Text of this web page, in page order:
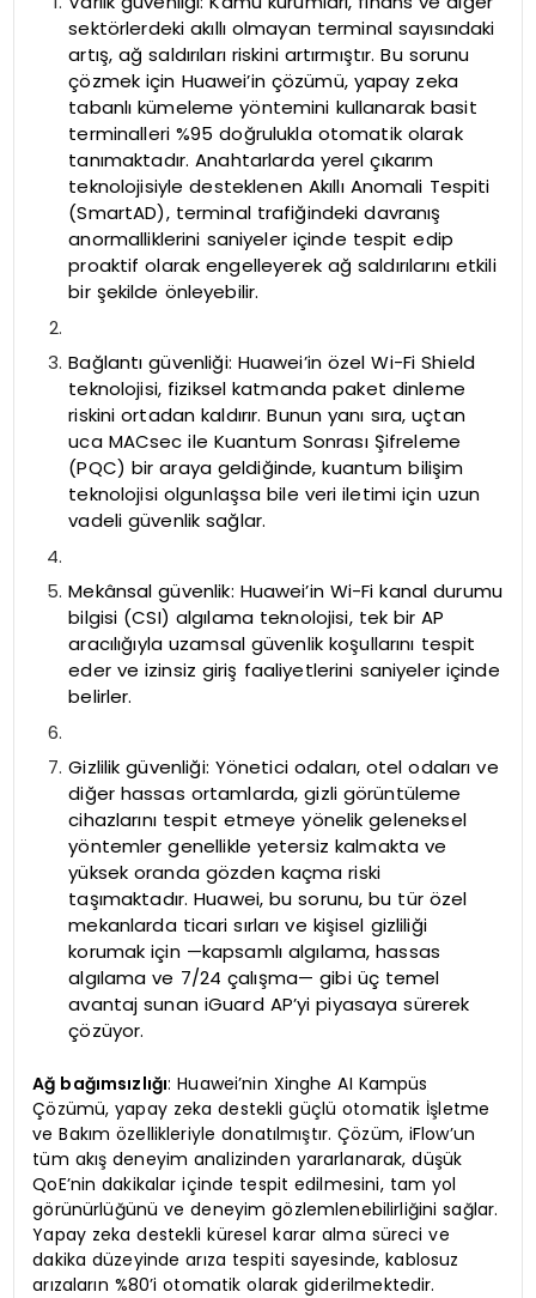
sektörlerdeki akıllı olmayan terminal sayısındaki
artış, ağ saldırıları riskini artırmıştır. Bu sorunu
çözmek için Huawei’in çözümü, yapay zeka
tabanlı kümeleme yöntemini kullanarak basit
terminalleri %95 doğrulukla otomatik olarak
tanımaktadır. Anahtarlarda yerel çıkarım
teknolojisiyle desteklenen Akıllı Anomali Tespiti
(SmartAD), terminal trafiğindeki davranış
anormalliklerini saniyeler içinde tespit edip
proaktif olarak engelleyerek ağ saldırılarını etkili
bir şekilde önleyebilir.
Bağlantı güvenliği: Huawei’in özel Wi-Fi Shield
teknolojisi, fiziksel katmanda paket dinleme
riskini ortadan kaldırır. Bunun yanı sıra, uçtan
uca MACsec ile Kuantum Sonrası Şifreleme
(PQC) bir araya geldiğinde, kuantum bilişim
teknolojisi olgunlaşsa bile veri iletimi için uzun
vadeli güvenlik sağlar.
Mekânsal güvenlik: Huawei’in Wi-Fi kanal durumu
bilgisi (CSI) algılama teknolojisi, tek bir AP
aracılığıyla uzamsal güvenlik koşullarını tespit
eder ve izinsiz giriş faaliyetlerini saniyeler içinde
belirler.
Gizlilik güvenliği: Yönetici odaları, otel odaları ve
diğer hassas ortamlarda, gizli görüntüleme
cihazlarını tespit etmeye yönelik geleneksel
yöntemler genellikle yetersiz kalmakta ve
yüksek oranda gözden kaçma riski
taşımaktadır. Huawei, bu sorunu, bu tür özel
mekanlarda ticari sırları ve kişisel gizliliği
korumak için —kapsamlı algılama, hassas
algılama ve 7/24 çalışma— gibi üç temel
avantaj sunan iGuard AP’yi piyasaya sürerek
çözüyor.
Ağ bağımsızlığı: Huawei’nin Xinghe AI Kampüs
Çözümü, yapay zeka destekli güçlü otomatik İşletme
ve Bakım özellikleriyle donatılmıştır. Çözüm, iFlow’un
tüm akış deneyim analizinden yararlanarak, düşük
QoE’nin dakikalar içinde tespit edilmesini, tam yol
görünürlüğünü ve deneyim gözlemlenebilirliğini sağlar.
Yapay zeka destekli küresel karar alma süreci ve
dakika düzeyinde arıza tespiti sayesinde, kablosuz
arızaların %80’i otomatik olarak giderilmektedir.